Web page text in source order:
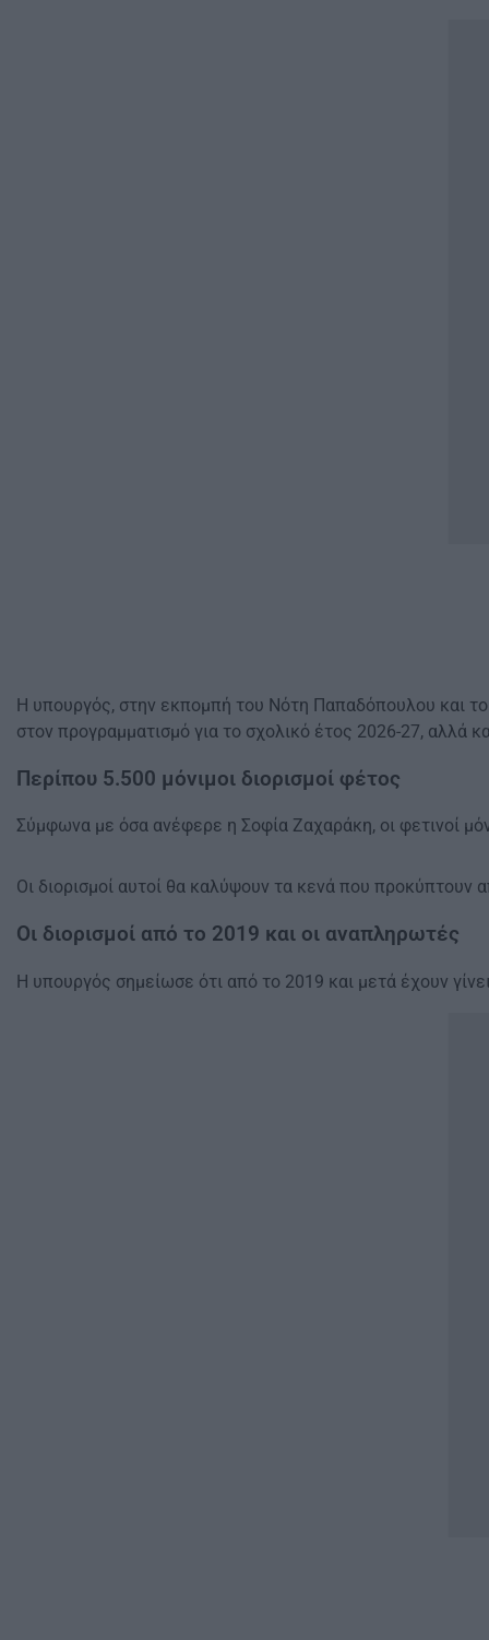
Η υπουργός, στην εκπομπή του Νότη Παπαδόπουλου και
στον προγραμματισμό για το σχολικό έτος 2026-27, αλλά
Περίπου 5.500 μόνιμοι διορισμοί φέτος
Σύμφωνα με όσα ανέφερε η Σοφία Ζαχαράκη, οι φετινοί
Οι διορισμοί αυτοί θα καλύψουν τα κενά που προκύπτουν
Οι διορισμοί από το 2019 και οι αναπληρωτές
Η υπουργός σημείωσε ότι από το 2019 και μετά έχουν